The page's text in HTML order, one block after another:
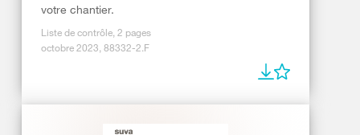
votre chantier.
Liste de contrôle, 2 pages
octobre 2023, 88332-2.F